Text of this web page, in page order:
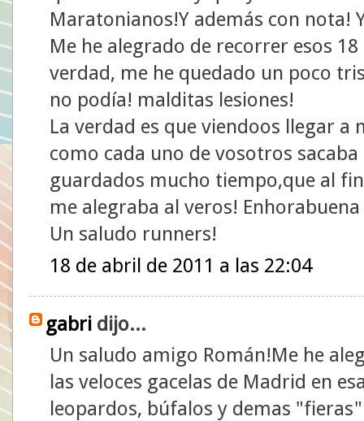
Maratonianos!Y además con nota!
Me he alegrado de recorrer esos
verdad, me he quedado un poco
no podía! malditas lesiones!
La verdad es que viendoos llegar
como cada uno de vosotros
guardados mucho tiempo,que al
me alegraba al veros!
Un saludo runners!
18 de abril de 2011 a las 22:04
gabri dijo...
Un saludo amigo Román!Me he
las veloces gacelas de Madrid en
leopardos, búfalos y demas